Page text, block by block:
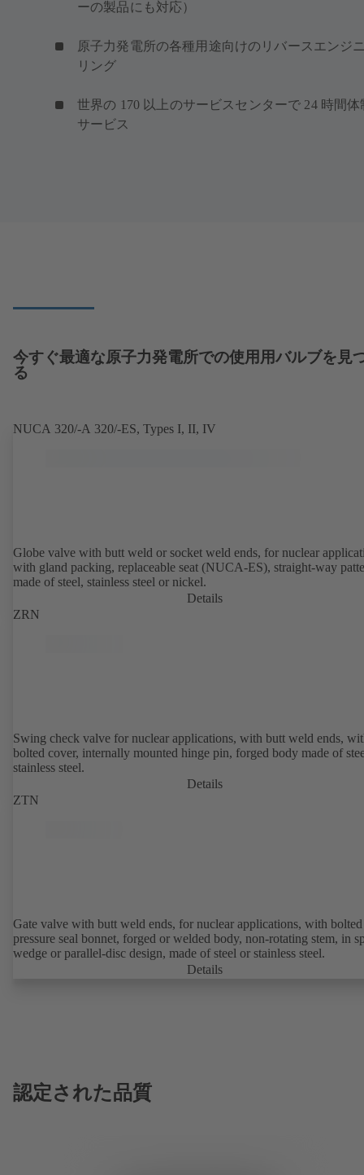
ーの製品にも対応）
原子力発電所の各種用途向けのリバースエンジ
リング
世界の 170 以上のサービスセンターで 24 時間体
サービス
今すぐ最適な原子力発電所での使用用バルブを見
る
NUCA 320/-A 320/-ES, Types I, II, IV
Globe valve with butt weld or socket weld ends, for nuclear
with gland packing, replaceable seat (NUCA-ES), straight-way
made of steel, stainless steel or nickel.
Details
ZRN
Swing check valve for nuclear applications, with butt weld ends,
bolted cover, internally mounted hinge pin, forged body made of
stainless steel.
Details
ZTN
Gate valve with butt weld ends, for nuclear applications, with bolted or
pressure seal bonnet, forged or welded body, non-rotating stem, in
wedge or parallel-disc design, made of steel or stainless steel.
Details
認定された品質